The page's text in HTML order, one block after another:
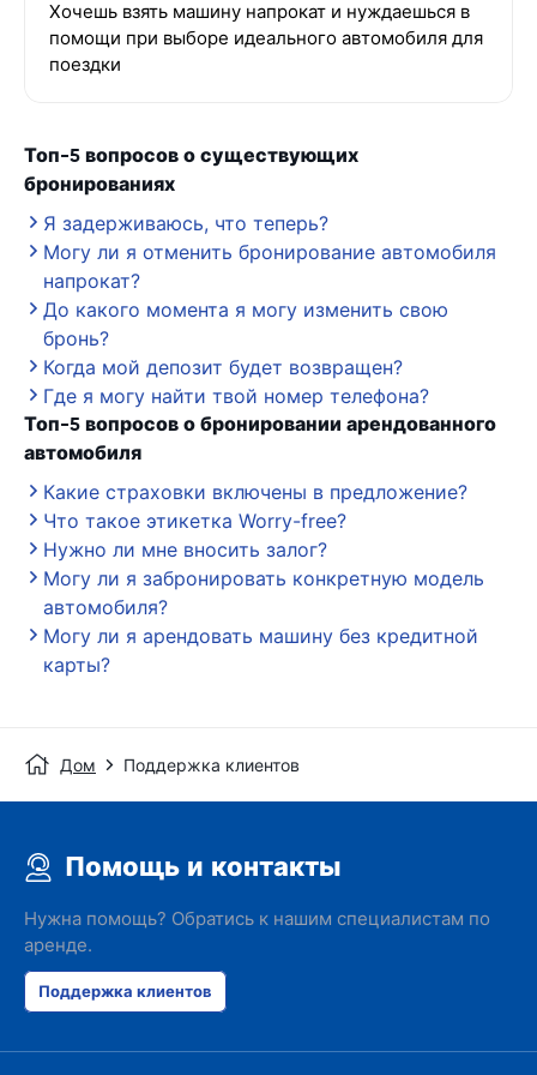
Хочешь взять машину напрокат и нуждаешься в
помощи при выборе идеального автомобиля для
поездки
Топ-5 вопросов о существующих
бронированиях
Я задерживаюсь, что теперь?
Могу ли я отменить бронирование автомобиля
напрокат?
До какого момента я могу изменить свою
бронь?
Когда мой депозит будет возвращен?
Где я могу найти твой номер телефона?
Топ-5 вопросов о бронировании арендованного
автомобиля
Какие страховки включены в предложение?
Что такое этикетка Worry-free?
Нужно ли мне вносить залог?
Могу ли я забронировать конкретную модель
автомобиля?
Могу ли я арендовать машину без кредитной
карты?
Дом Поддержка клиентов
Помощь и контакты
Нужна помощь? Обратись к нашим специалистам по
аренде.
Поддержка клиентов